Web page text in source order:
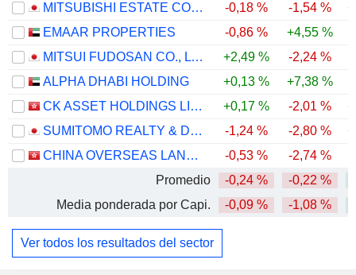
MITSUBISHI ESTATE CO., LTD.
-0,18 % -1,54 %
EMAAR PROPERTIES
-0,86 % +4,55 %
MITSUI FUDOSAN CO., LTD.
+2,49 % -2,24 %
ALPHA DHABI HOLDING
+0,13 % +7,38 %
CK ASSET HOLDINGS LIMITED
+0,17 % -2,01 %
SUMITOMO REALTY & DEVELOPMENT CO., LTD.
-1,24 % -2,80 %
CHINA OVERSEAS LAND & INVESTMENT LIMITED
-0,53 % -2,74 %
Promedio
-0,24 % -0,22 %
Media ponderada por Capi.
-0,09 % -1,08 %
Ver todos los resultados del sector